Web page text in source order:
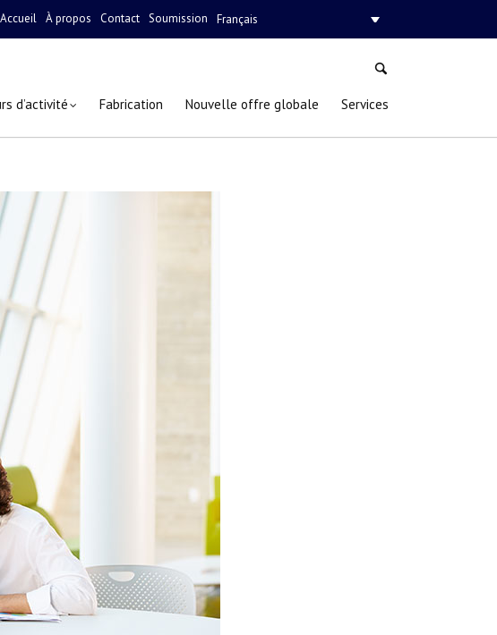
Accueil À propos Contact Soumission Français
d’activité Fabrication Nouvelle offre globale Services